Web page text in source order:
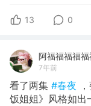
13 0
阿福福福福
7年前
看了两集 #春夜
饭姐姐》风格如出